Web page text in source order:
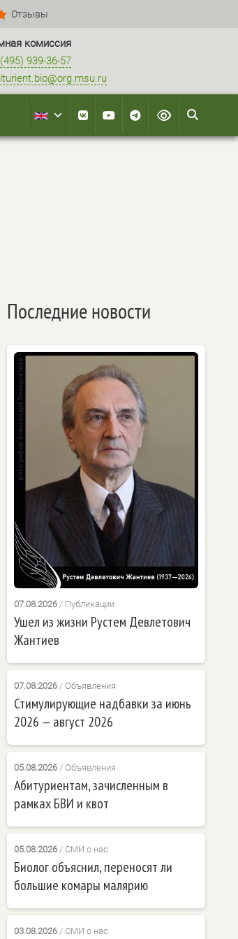
Отзывы
комиссия
939-36-57
Последние новости
07.08.2026/ Публикации
Ушел из жизни Рустем Девлетович
Жантиев
07.08.2026/ Объявления
Стимулирующие надбавки за июнь
2026 — август 2026
05.08.2026/ Объявления
Абитуриентам, зачисленным в
рамках БВИ и квот
05.08.2026/ СМИ о нас
Биолог объяснил, переносят ли
большие комары малярию
03.08.2026/ СМИ о нас